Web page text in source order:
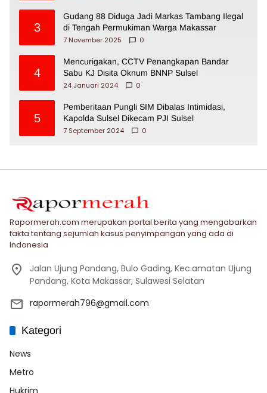
3
Gudang 88 Diduga Jadi Markas Tambang Ilegal
di Tengah Permukiman Warga Makassar
7 November 2025
0
4
Mencurigakan, CCTV Penangkapan Bandar
Sabu KJ Disita Oknum BNNP Sulsel
24 Januari 2024
0
5
Pemberitaan Pungli SIM Dibalas Intimidasi,
Kapolda Sulsel Dikecam PJI Sulsel
7 September 2024
0
Rapormerah.com merupakan portal berita yang mengabarkan
fakta tentang sejumlah kasus penyimpangan yang ada di
Indonesia
Jalan Ujung Pandang, Bulo Gading, Kec.amatan Ujung
Pandang, Kota Makassar, Sulawesi Selatan
rapormerah796@gmail.com
Kategori
News
Metro
Hukrim